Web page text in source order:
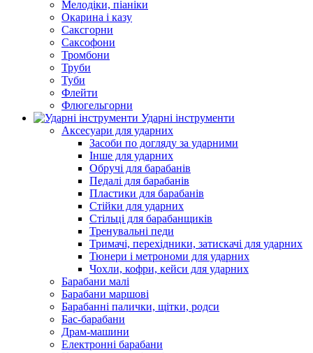
Мелодіки, піаніки
Окарина і казу
Саксгорни
Саксофони
Тромбони
Труби
Туби
Флейти
Флюгельгорни
Ударні інструменти
Аксесуари для ударних
Засоби по догляду за ударними
Інше для ударних
Обручі для барабанів
Педалі для барабанів
Пластики для барабанів
Стійки для ударних
Стільці для барабанщиків
Тренувальні педи
Тримачі, перехідники, затискачі для ударних
Тюнери і метрономи для ударних
Чохли, кофри, кейси для ударних
Барабани малі
Барабани маршові
Барабанні палички, щітки, родси
Бас-барабани
Драм-машини
Електронні барабани